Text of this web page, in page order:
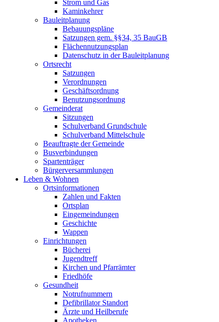
Strom und Gas
Kaminkehrer
Bauleitplanung
Bebauungspläne
Satzungen gem. §§34, 35 BauGB
Flächennutzungsplan
Datenschutz in der Bauleitplanung
Ortsrecht
Satzungen
Verordnungen
Geschäftsordnung
Benutzungsordnung
Gemeinderat
Sitzungen
Schulverband Grundschule
Schulverband Mittelschule
Beauftragte der Gemeinde
Busverbindungen
Spartenträger
Bürgerversammlungen
Leben & Wohnen
Ortsinformationen
Zahlen und Fakten
Ortsplan
Eingemeindungen
Geschichte
Wappen
Einrichtungen
Bücherei
Jugendtreff
Kirchen und Pfarrämter
Friedhöfe
Gesundheit
Notrufnummern
Defibrillator Standort
Ärzte und Heilberufe
Apotheken